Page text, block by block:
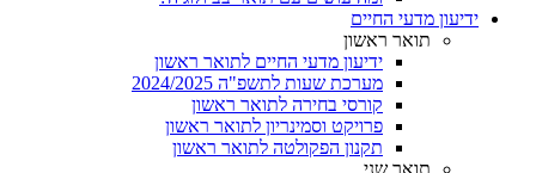
ידיעון מדעי החיים
תואר ראשון
ידיעון מדעי החיים לתואר ראשון
מערכת שעות לתשפ"ה 2024/2025
קורסי בחירה לתואר ראשון
פרויקט וסמינריון לתואר ראשון
תקנון הפקולטה לתואר ראשון
תואר שני